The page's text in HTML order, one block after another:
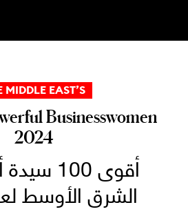
MIDDLE EAST’S
Businesswomen
2024
أقوى
الشرق الأوسط لعام